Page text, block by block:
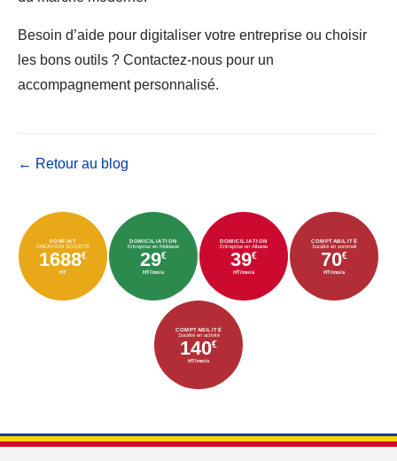
Besoin d’aide pour digitaliser votre entreprise ou choisir
les bons outils ? Contactez-nous pour un
accompagnement personnalisé.
← Retour au blog
FORFAIT
CRÉATION SOCIÉTÉ
1688€
HT
DOMICILIATION
Entreprise en Moldavie
29€
HT/mois
DOMICILIATION
Entreprise en Albanie
39€
HT/mois
COMPTABILITÉ
Société en sommeil
70€
HT/mois
COMPTABILITÉ
Société en activité
140€
HT/mois